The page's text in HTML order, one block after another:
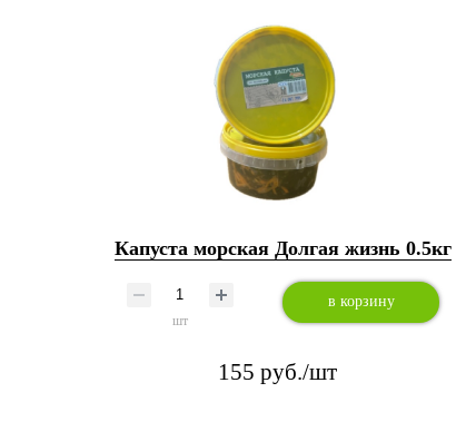
Капуста морская Долгая жизнь 0.5кг
шт
в корзину
155 руб./шт